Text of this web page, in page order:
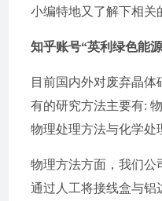
小编特地又了解下相关
知乎账号“英利绿色能
目前国内外对废弃晶
有的研究方法主要有:
物理处理方法与化学处
物理方法方面，我们公
通过人工将接线盒与铝